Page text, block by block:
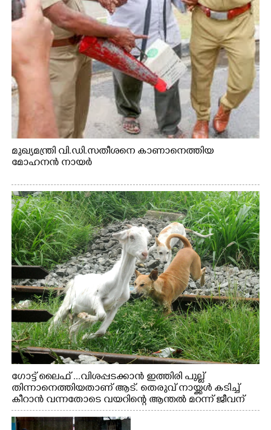
മുഖ്യമന്ത്രി വി.ഡി.സതീശനെ കാണാനെത്തിയ
മോഹനൻ നായർ
ഗോട്ട് ലൈഫ് ...വിശപ്പടക്കാൻ ഇത്തിരി പുല്ല്
തിന്നാനെത്തിയതാണ് ആട്. തെരുവ് നായ്ക്കൾ കടിച്ച്
കീറാൻ വന്നതോടെ വയറിന്റെ ആന്തൽ മറന്ന് ജീവന്
വേണ്ടിയായി ഓട്ടം. എറണാകുളം വാത്തുരുത്തിയിൽ
നിന്നുള്ള കാഴ്ച
×
Share this link
Copy Link